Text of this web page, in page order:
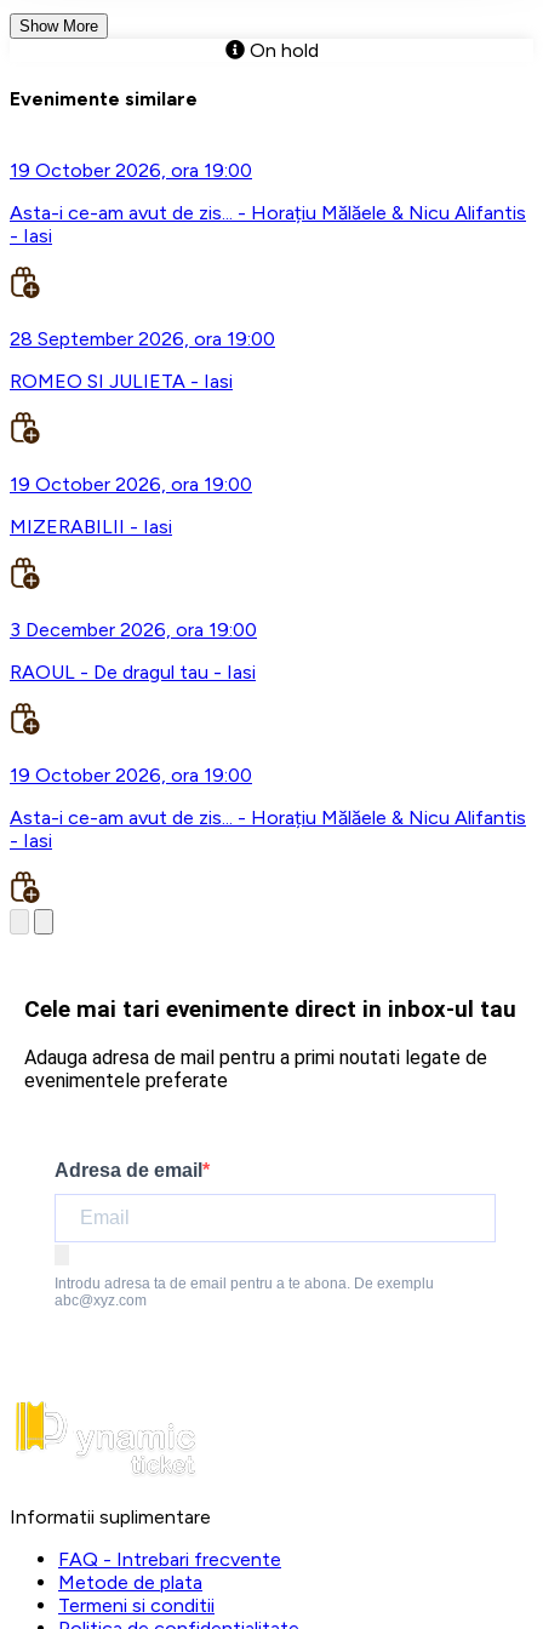
Show More
On hold
Evenimente similare
19 October 2026, ora 19:00
Asta-i ce-am avut de zis... - Horațiu Mălăele & Nicu Alifantis
- Iasi
28 September 2026, ora 19:00
ROMEO SI JULIETA - Iasi
19 October 2026, ora 19:00
MIZERABILII - Iasi
3 December 2026, ora 19:00
RAOUL - De dragul tau - Iasi
19 October 2026, ora 19:00
Asta-i ce-am avut de zis... - Horațiu Mălăele & Nicu Alifantis
- Iasi
Cele mai tari evenimente direct in inbox-ul tau
Adauga adresa de mail pentru a primi noutati legate de
evenimentele preferate
Adresa de email
Introdu adresa ta de email pentru a te abona. De exemplu
abc@xyz.com
Informatii suplimentare
FAQ - Intrebari frecvente
Metode de plata
Termeni si conditii